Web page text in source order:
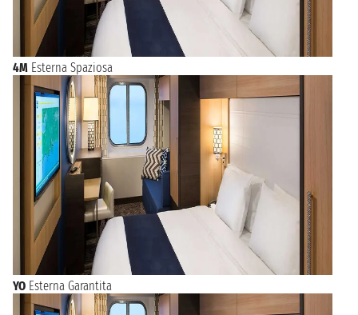
4M Esterna Spaziosa
YO Esterna Garantita